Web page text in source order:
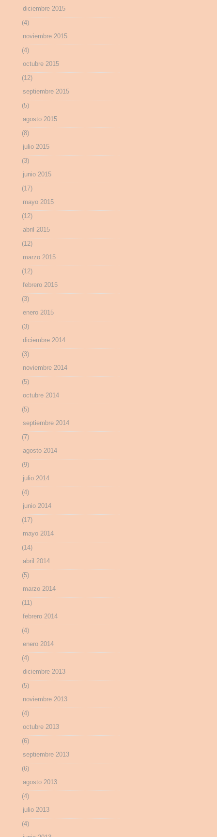
diciembre 2015
(4)
noviembre 2015
(4)
octubre 2015
(12)
septiembre 2015
(5)
agosto 2015
(8)
julio 2015
(3)
junio 2015
(17)
mayo 2015
(12)
abril 2015
(12)
marzo 2015
(12)
febrero 2015
(3)
enero 2015
(3)
diciembre 2014
(3)
noviembre 2014
(5)
octubre 2014
(5)
septiembre 2014
(7)
agosto 2014
(9)
julio 2014
(4)
junio 2014
(17)
mayo 2014
(14)
abril 2014
(5)
marzo 2014
(11)
febrero 2014
(4)
enero 2014
(4)
diciembre 2013
(5)
noviembre 2013
(4)
octubre 2013
(6)
septiembre 2013
(6)
agosto 2013
(4)
julio 2013
(4)